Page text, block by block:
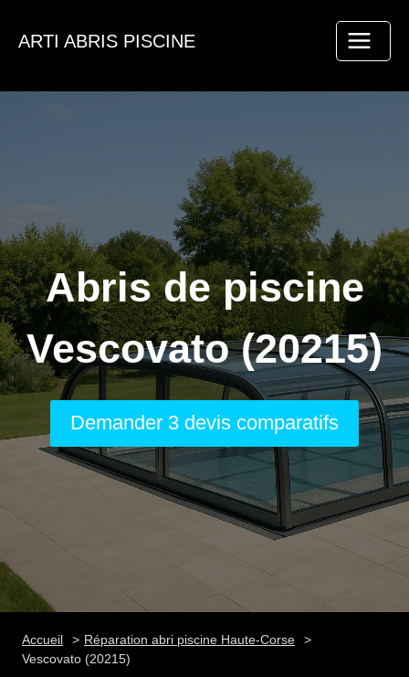
ARTI ABRIS PISCINE
Abris de piscine
Vescovato (20215)
Demander 3 devis comparatifs
Accueil
Réparation abri piscine Haute-Corse
Vescovato (20215)